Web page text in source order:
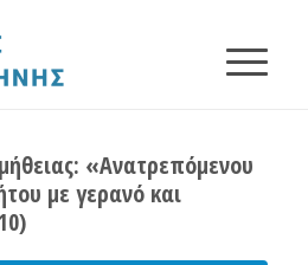
«Ανατρεπόμενου
με γερανό και